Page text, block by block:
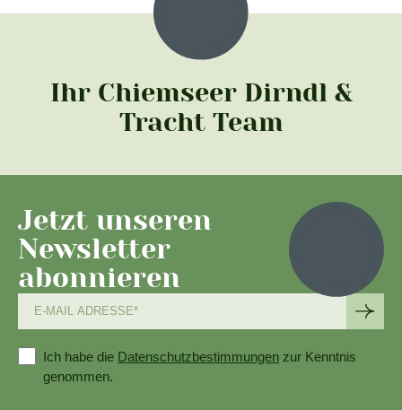
Ihr Chiemseer Dirndl &
Tracht Team
Jetzt unseren
Newsletter
abonnieren
Ich habe die Datenschutzbestimmungen zur Kenntnis
genommen.